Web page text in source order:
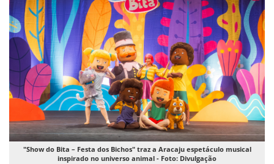
"Show do Bita – Festa dos Bichos" traz a Aracaju espetáculo musical
inspirado no universo animal - Foto: Divulgação